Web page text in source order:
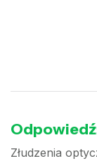
Złudzenia